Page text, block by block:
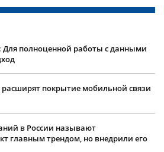
Для полноценной работы с данными
покрытие мобильной связи
в России называют
главным трендом, но внедрили его